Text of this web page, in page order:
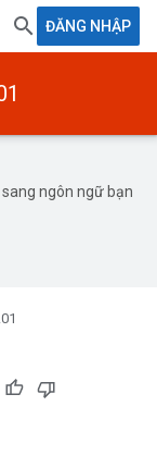
ĐĂNG NHẬP
ngôn ngữ bạn